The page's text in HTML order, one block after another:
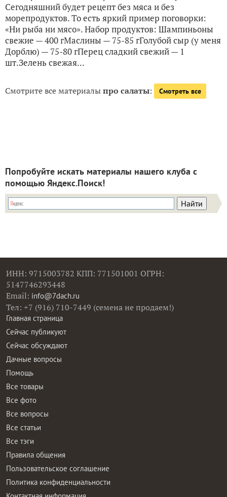
Сегодняшний будет рецепт без мяса и без
морепродуктов. То есть яркий пример поговорки:
«Ни рыба ни мясо». Набор продуктов: Шампиньоны
свежие — 400 гМаслины — 75-85 гГолубой сыр (у меня
Дорблю) — 75-80 гПерец сладкий свежий — 1
шт.Зелень свежая...
Смотрите все материалыпро салаты: Смотреть все
Попробуйте искать материалы нашего клуба с
помощью Яндекс.Поиск!
ИНН: 9715003782 КПП: 771501001 ОГРН:
5147746293448
Email: info@7dach.ru
Тел: +7 (916) 710-7449 (семена не продаем!)
Главная страница
Сейчас публикуют
Сейчас обсуждают
Дачные вопросы
Помощь
Все товары
Все фото
Все вопросы
Все статьи
Все тэги
Правила общения
Пользовательское соглашение
Политика конфиденциальности